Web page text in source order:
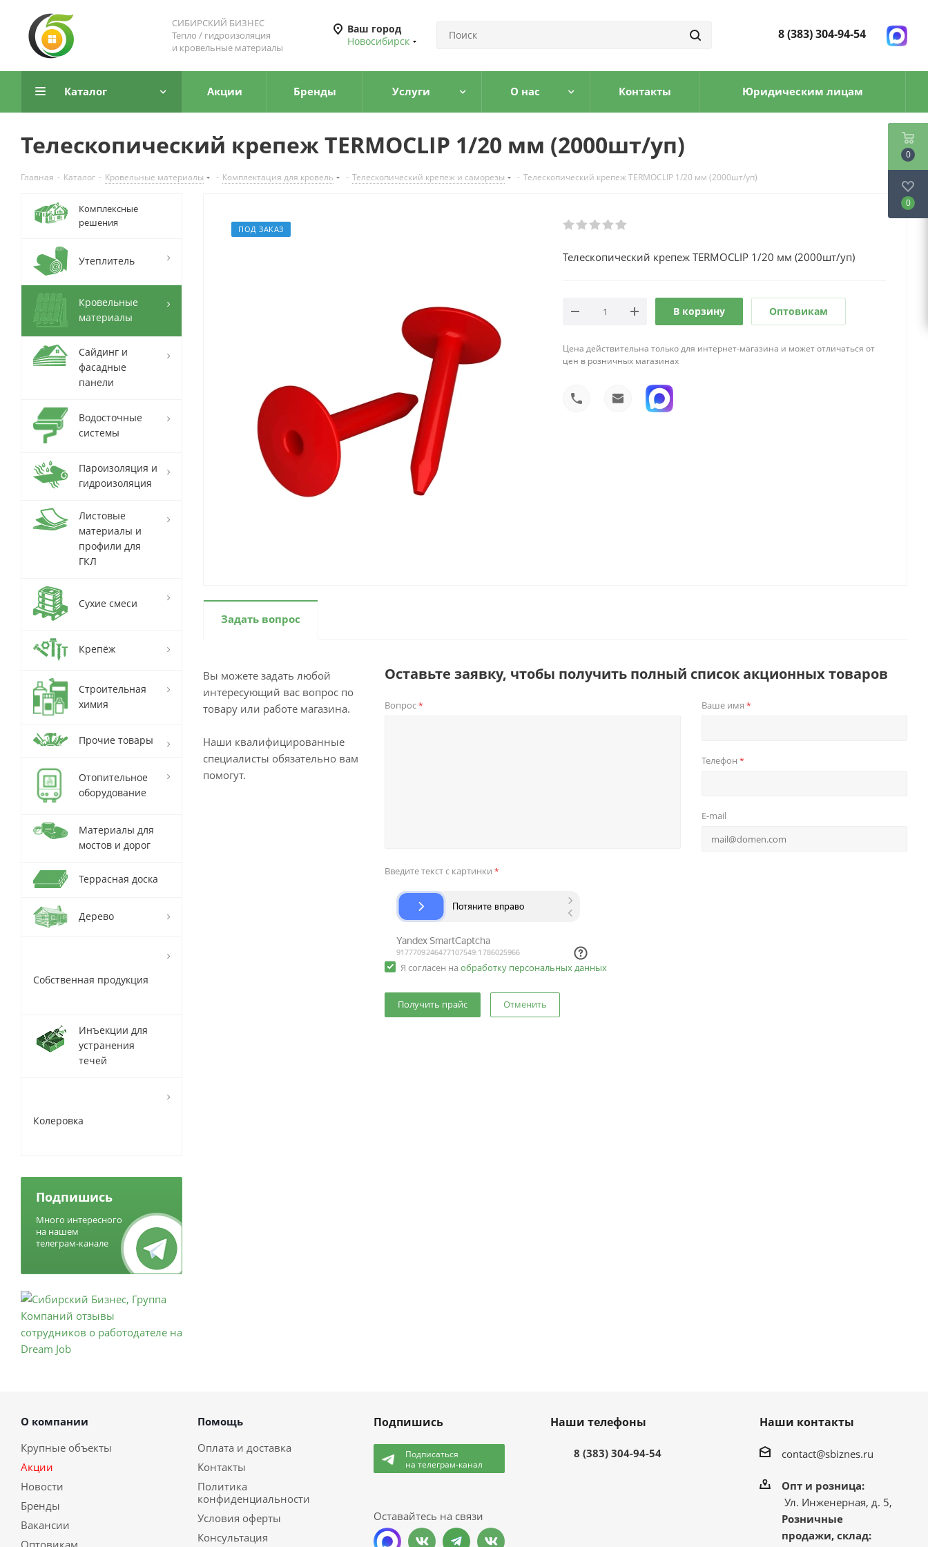
СИБИРСКИЙ БИЗНЕС
Тепло / гидроизоляция
и кровельные материалы
Ваш город
Новосибирск
8 (383) 304-94-54
Каталог Акции Бренды Услуги О нас Контакты Юридическим лицам
Телескопический крепеж TERMOCLIP 1/20 мм (2000шт/уп)
Главная - Каталог - Кровельные материалы - Комплектация для кровель - Телескопический крепеж и саморезы - Телескопический крепеж TERMOCLIP 1/20 мм (2000шт/уп)
ПОД ЗАКАЗ
Телескопический крепеж TERMOCLIP 1/20 мм (2000шт/уп)
В корзину Оптовикам
Цена действительна только для интернет-магазина и может отличаться от
цен в розничных магазинах
Задать вопрос
Вы можете задать любой
интересующий вас вопрос по
товару или работе магазина.
Наши квалифицированные
специалисты обязательно вам
помогут.
Оставьте заявку, чтобы получить полный список акционных товаров
Вопрос* Ваше имя *
Телефон *
E-mail
Введите текст с картинки *
Я согласен на обработку персональных данных
Отменить
Комплексные
решения
Утеплитель
Кровельные
материалы
Сайдинг и
фасадные
панели
Водосточные
системы
Пароизоляция и
гидроизоляция
Листовые
материалы и
профили для
ГКЛ
Сухие смеси
Крепёж
Строительная
химия
Прочие товары
Отопительное
оборудование
Материалы для
мостов и дорог
Террасная доска
Дерево
Собственная продукция
Инъекции для
устранения
течей
Колеровка
Подпишись
Много интересного
на нашем
телеграм-канале
О компании
Крупные объекты
Акции
Новости
Бренды
Вакансии
Оптовикам
Помощь
Оплата и доставка
Контакты
Политика
конфиденциальности
Условия оферты
Консультация
Подпишись
Подписаться
на телеграм-канал
Оставайтесь на связи
Наши телефоны
8 (383) 304-94-54
Наши контакты
contact@sbiznes.ru
Опт и розница:
Ул. Инженерная, д. 5,
Розничные
продажи, склад:
0
0